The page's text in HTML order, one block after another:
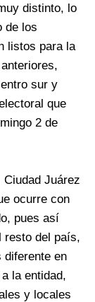
distinto, lo
de los
listos para la
sur y
que
2 de
Juárez
ocurre con
pues así
resto del país,
diferente en
la entidad,
y locales